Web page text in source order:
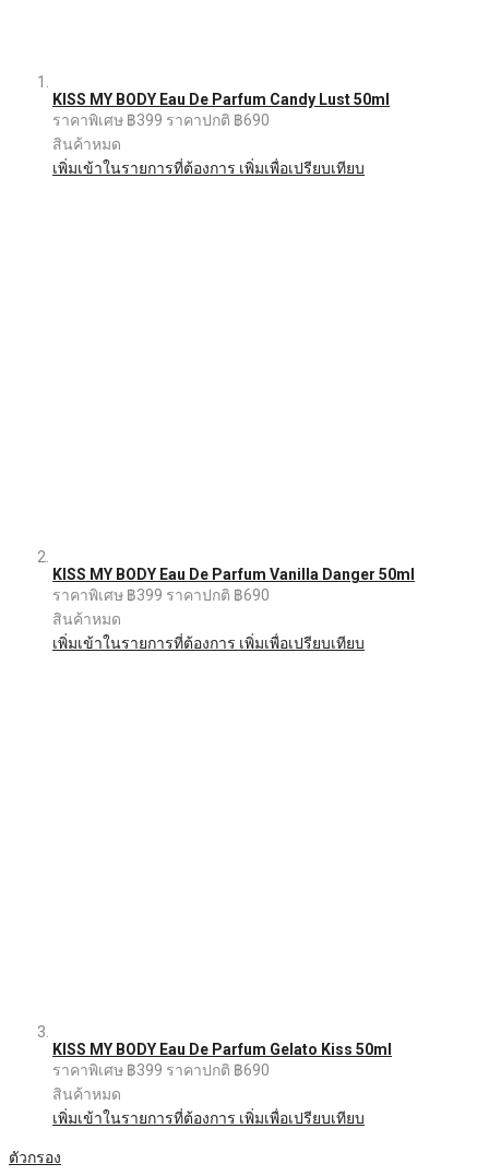
KISS MY BODY Eau De Parfum Candy Lust 50ml
ราคาพิเศษ ฿399 ราคาปกติ ฿690
สินค้าหมด
เพิ่มเข้าในรายการที่ต้องการ เพิ่มเพื่อเปรียบเทียบ
KISS MY BODY Eau De Parfum Vanilla Danger 50ml
ราคาพิเศษ ฿399 ราคาปกติ ฿690
สินค้าหมด
เพิ่มเข้าในรายการที่ต้องการ เพิ่มเพื่อเปรียบเทียบ
KISS MY BODY Eau De Parfum Gelato Kiss 50ml
ราคาพิเศษ ฿399 ราคาปกติ ฿690
สินค้าหมด
เพิ่มเข้าในรายการที่ต้องการ เพิ่มเพื่อเปรียบเทียบ
ตัวกรอง